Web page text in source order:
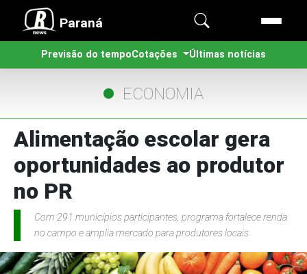
Paraná
Previsão do tempoCotações Últimas notícias
ECONOMIA
Alimentação escolar gera
oportunidades ao produtor
no PR
Com 291 municípios participantes, programa fortalece renda
no campo e amplia mercado para produtores locais